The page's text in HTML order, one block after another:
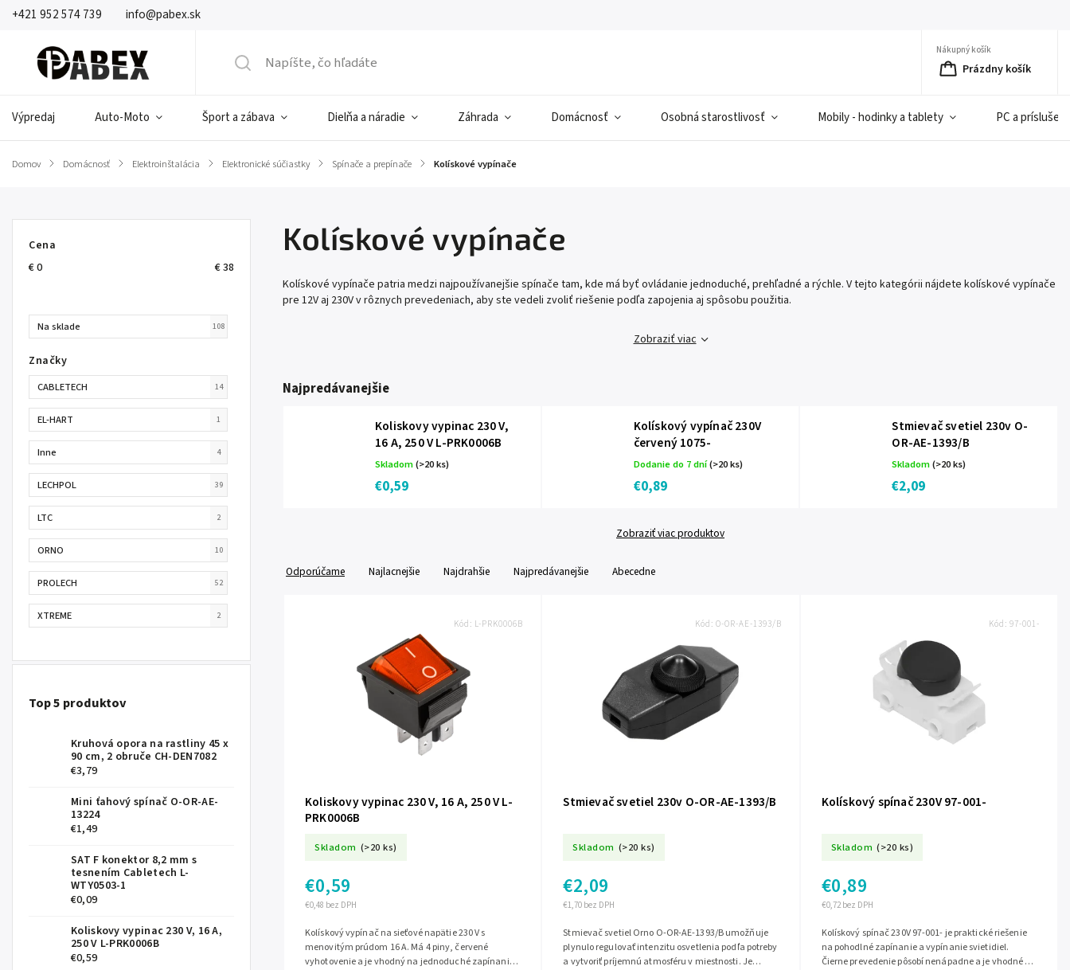
+421 952 574 739 info@pabex.sk
Nákupný košík
Prázdny košík
Výpredaj Auto-Moto Šport a zábava Dielňa a náradie Záhrada Domácnosť Osobná starostlivosť Mobily - hodinky a tablety PC a
Domov / Domácnosť / Elektroinštalácia / Elektronické súčiastky / Spínače a prepínače / Kolískové vypínače
Cena
€0 €38
Na sklade 108
Značky
CABLETECH 14
EL-HART 1
Inne 4
LECHPOL 39
LTC 2
ORNO 10
PROLECH 52
XTREME 2
Top 5 produktov
Kruhová opora na rastliny 45 x
90 cm, 2 obruče CH-DEN7082
€3,79
Mini ťahový spínač O-OR-AE-
13224
€1,49
SAT F konektor 8,2 mm s
tesnením Cabletech L-
WTY0503-1
€0,09
Koliskovy vypinac 230 V, 16 A,
250 V L-PRK0006B
€0,59
Kolískové vypínače
Kolískové vypínače patria medzi najpoužívanejšie spínače tam, kde má byť ovládanie jednoduché, prehľadné a rýchle. V tejto kategórii nájdete kolískové vypínače
pre 12V aj 230V v rôznych prevedeniach, aby ste vedeli zvoliť riešenie podľa zapojenia aj spôsobu použitia.
Zobraziť viac
Najpredávanejšie
Koliskovy vypinac 230 V,
16 A, 250 V L-PRK0006B
Skladom(>20 ks)
€0,59
Kolískový vypínač 230V
červený 1075-
Dodanie do 7 dní(>20 ks)
€0,89
Stmievač svetiel 230v O-
OR-AE-1393/B
Skladom(>20 ks)
€2,09
Zobraziť viac produktov
Odporúčame Najlacnejšie Najdrahšie Najpredávanejšie Abecedne
Koliskovy vypinac 230 V, 16 A, 250 V L-
PRK0006B
Skladom (>20 ks)
€0,48 bez DPH
€0,59
Kolískový vypínač na sieťové napätie 230 V s
menovitým prúdom 16 A. Má 4 piny, červené
vyhotovenie a je vhodný na jednoduché zapínanie
Kód: L-PRK0006B
Stmievač svetiel 230v O-OR-AE-1393/B
Skladom (>20 ks)
€1,70 bez DPH
€2,09
Stmievač svetiel Orno O-OR-AE-1393/B umožňuje
plynulo regulovať intenzitu osvetlenia podľa potreby
a vytvoriť príjemnú atmosféru v miestnosti. Je
Kód: O-OR-AE-1393/B
Kolískový spínač 230V 97-001-
Skladom (>20 ks)
€0,72 bez DPH
€0,89
Kolískový spínač 230V 97-001- je praktické riešenie
na pohodlné zapínanie a vypínanie svietidiel.
Čierne prevedenie pôsobí nenápadne a je vhodné do
Kód: 97-001-